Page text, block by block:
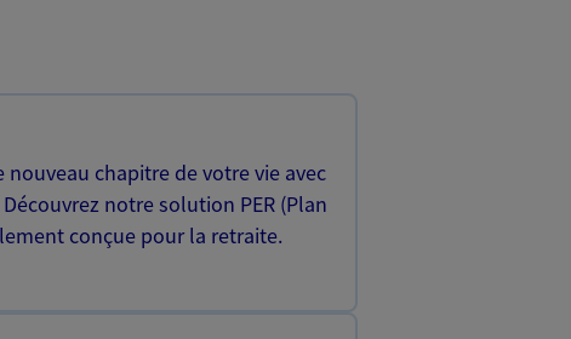
nouveau chapitre de votre vie avec
notre solution PER (Plan
conçue pour la retraite.